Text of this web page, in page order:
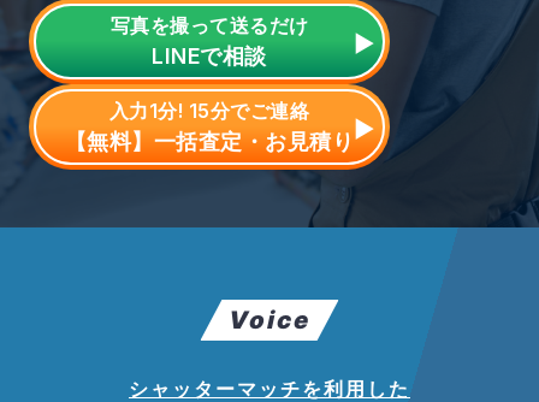
写真を撮って送るだけ
LINEで相談
入力1分! 15分でご連絡
【無料】一括査定・お見積り
Voice
シャッターマッチを利用した